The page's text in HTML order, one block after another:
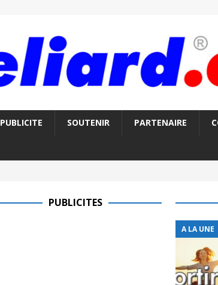
PUBLICITE SOUTENIR PARTENAIRE
PUBLICITES
A LA UNE